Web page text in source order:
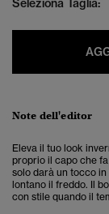
Seleziona Taglia:
Note dell'editor
Eleva il tuo look
proprio il capo che
solo darà un tocco
lontano il freddo. Il
con stile quando il